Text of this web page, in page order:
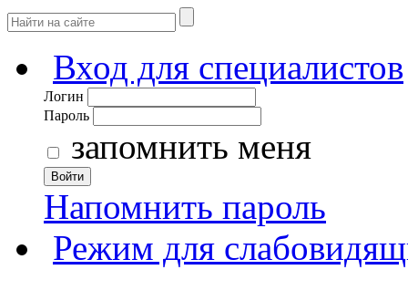
Вход для специалистов
Логин
Пароль
запомнить меня
Войти
Напомнить пароль
Режим для